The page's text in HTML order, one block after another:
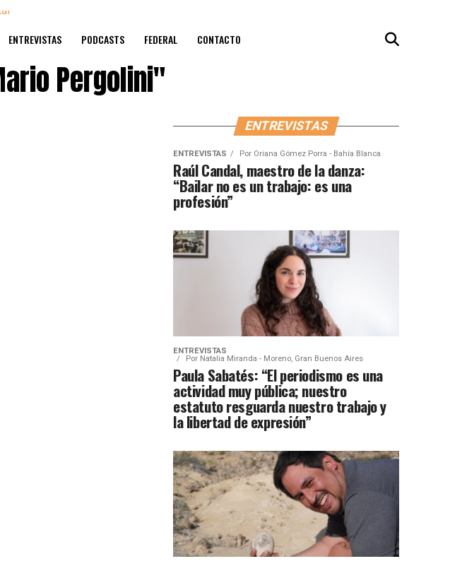
ENTREVISTAS PODCASTS FEDERAL CONTACTO
Pergolini"
ENTREVISTAS
ENTREVISTAS Por Oriana Gómez Porra - Bahía Blanca
Raúl Candal, maestro de la danza:
“Bailar no es un trabajo: es una
profesión”
ENTREVISTAS
Por Natalia Miranda - Moreno, Gran Buenos Aires
Paula Sabatés: “El periodismo es una
actividad muy pública; nuestro
estatuto resguarda nuestro trabajo y
la libertad de expresión”